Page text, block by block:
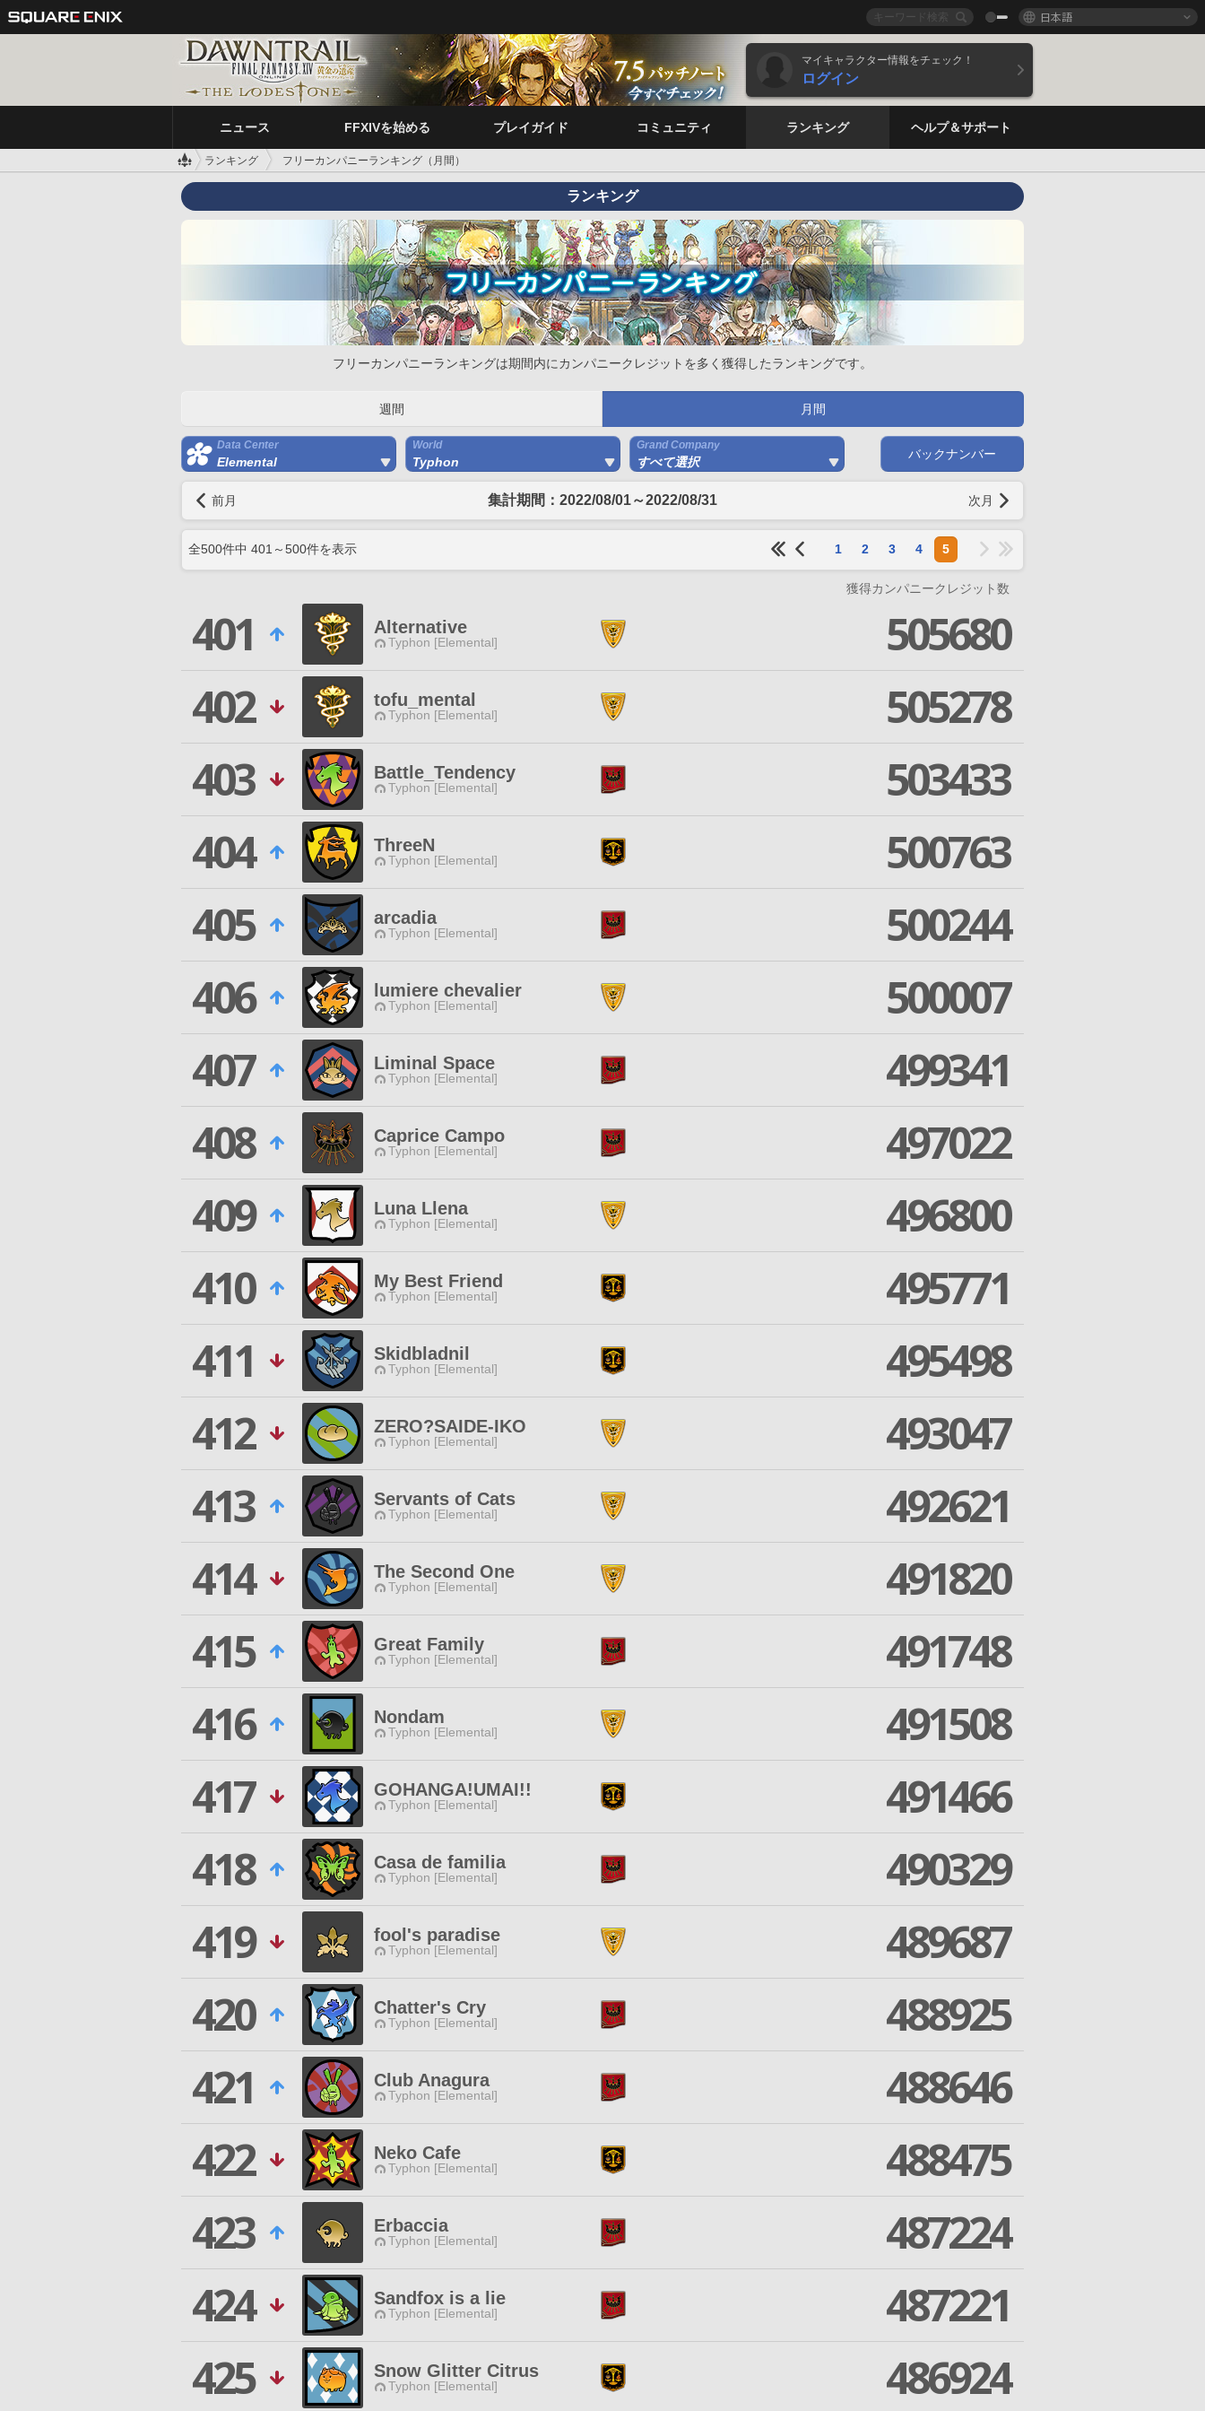
日本語
マイキャラクター情報をチェック！
ログイン
ニュース FFXIVを始める プレイガイド コミュニティ ランキング ヘルプ＆サポート
ランキング フリーカンパニーランキング（月間）
ランキング
フリーカンパニーランキングは期間内にカンパニークレジットを多く獲得したランキングです。
週間 月間
Data Center
Elemental
World
Typhon
Grand Company
すべて選択
バックナンバー
前月 集計期間：2022/08/01～2022/08/31 次月
全500件中 401 ～500件を表示 1 2 3 4 5
獲得カンパニークレジット数
401 Alternative
Typhon [Elemental]
505680
402
tofu_mental
Typhon [Elemental]
505278
403
Battle_Tendency
Typhon [Elemental]
503433
404
ThreeN
Typhon [Elemental]
500763
405
arcadia
Typhon [Elemental]
500244
406
lumiere chevalier
Typhon [Elemental]
500007
407
Liminal Space
Typhon [Elemental]
499341
408
Caprice Campo
Typhon [Elemental]
497022
409
Luna Llena
Typhon [Elemental]
496800
410
My Best Friend
Typhon [Elemental]
495771
411
Skidbladnil
Typhon [Elemental]
495498
412
ZERO?SAIDE-IKO
Typhon [Elemental]
493047
413
Servants of Cats
Typhon [Elemental]
492621
414
The Second One
Typhon [Elemental]
491820
415
Great Family
Typhon [Elemental]
491748
416
Nondam
Typhon [Elemental]
491508
417
GOHANGA!UMAI!!
Typhon [Elemental]
491466
418
Casa de familia
Typhon [Elemental]
490329
419
fool's paradise
Typhon [Elemental]
489687
420
Chatter's Cry
Typhon [Elemental]
488925
421
Club Anagura
Typhon [Elemental]
488646
422
Neko Cafe
Typhon [Elemental]
488475
423
Erbaccia
Typhon [Elemental]
487224
424
Sandfox is a lie
Typhon [Elemental]
487221
425
Snow Glitter Citrus
Typhon [Elemental] 486924